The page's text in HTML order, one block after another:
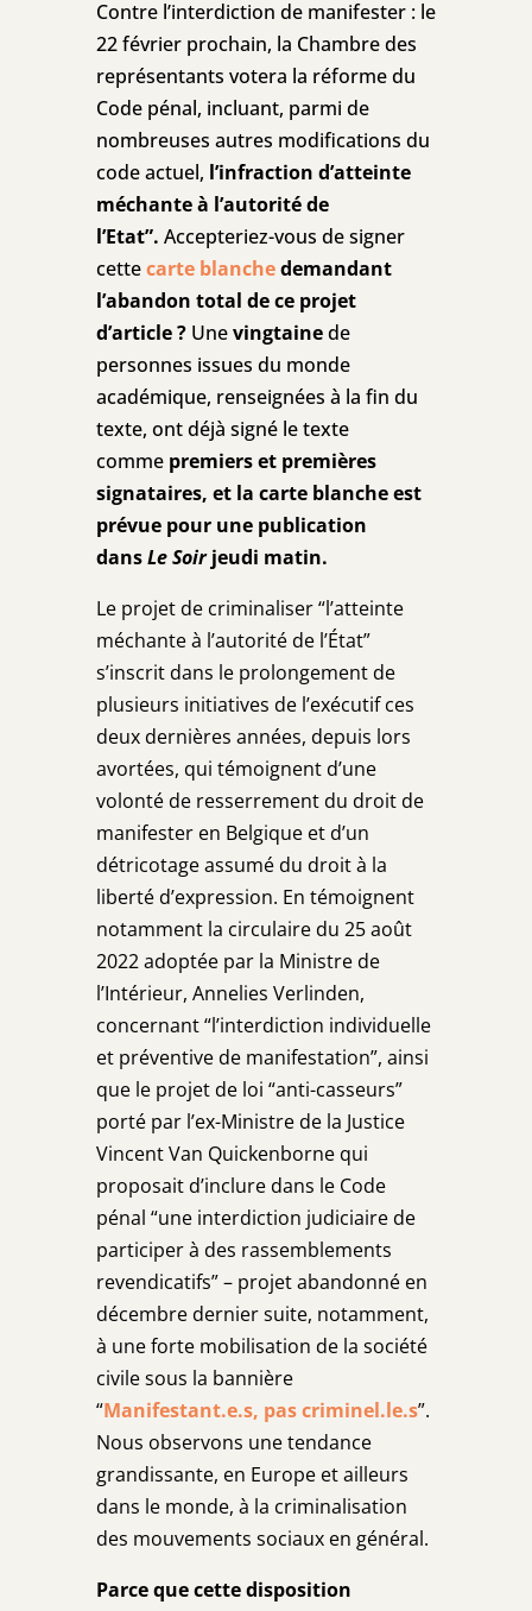
Contre l’interdiction de manifester : le
22 février prochain, la Chambre des
représentants votera la réforme du
Code pénal, incluant, parmi de
nombreuses autres modifications du
code actuel, l’infraction d’atteinte
méchante à l’autorité de
l’Etat”. Accepteriez-vous de signer
cettecarte blanchedemandant
l’abandon total de ce projet
d’article ? Unevingtainede
personnes issues du monde
académique, renseignées à la fin du
texte, ont déjà signé le texte
comme premiers et premières
signataires, et la carte blanche est
prévue pour une publication
dansLe Soirjeudi matin.
Le projet de criminaliser “l’atteinte
méchante à l’autorité de l’État”
s’inscrit dans le prolongement de
plusieurs initiatives de l’exécutif ces
deux dernières années, depuis lors
avortées, qui témoignent d’une
volonté de resserrement du droit de
manifester en Belgique et d’un
détricotage assumé du droit à la
liberté d’expression. En témoignent
notamment la circulaire du 25 août
2022 adoptée par la Ministre de
l’Intérieur, Annelies Verlinden,
concernant “l’interdiction individuelle
et préventive de manifestation”, ainsi
que le projet de loi “anti-casseurs”
porté par l’ex-Ministre de la Justice
Vincent Van Quickenborne qui
proposait d’inclure dans le Code
pénal “une interdiction judiciaire de
participer à des rassemblements
revendicatifs” – projet abandonné en
décembre dernier suite, notamment,
à une forte mobilisation de la société
civile sous la bannière
“Manifestant.e.s, pas criminel.le.s”.
Nous observons une tendance
grandissante, en Europe et ailleurs
dans le monde, à la criminalisation
des mouvements sociaux en général.
Parce que cette disposition